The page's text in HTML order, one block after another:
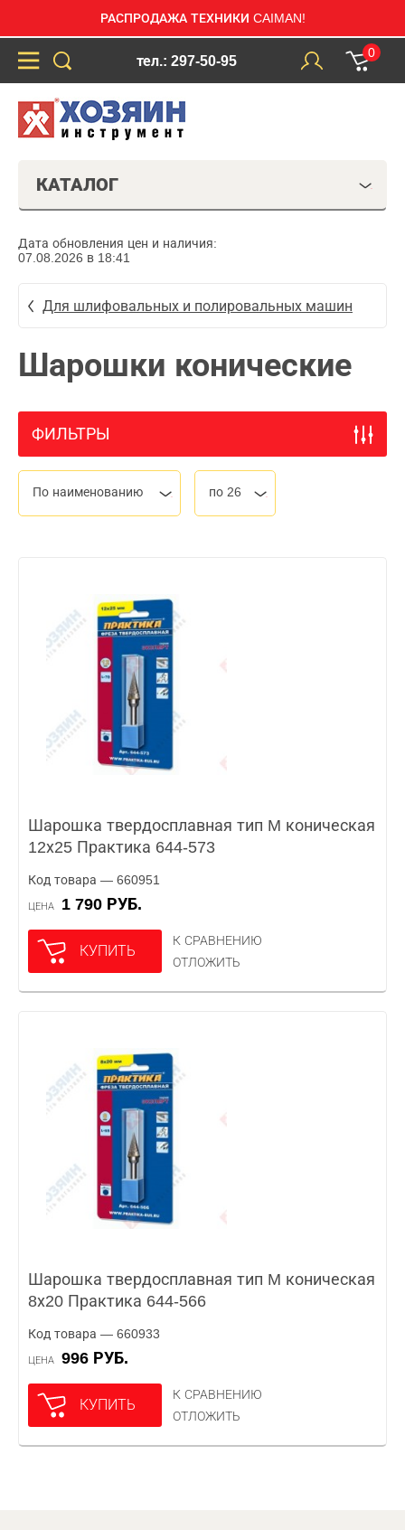
РАСПРОДАЖА ТЕХНИКИ CAIMAN!
тел.: 297-50-95
0
КАТАЛОГ
Дата обновления цен и наличия:
07.08.2026 в 18:41
Для шлифовальных и полировальных машин
Шарошки конические
ФИЛЬТРЫ
По наименованию по 26
Шарошка твердосплавная тип M коническая
12х25 Практика 644-573
Код товара — 660951
ЦЕНА 1 790 РУБ.
КУПИТЬ
К СРАВНЕНИЮ
ОТЛОЖИТЬ
Шарошка твердосплавная тип M коническая
8х20 Практика 644-566
Код товара — 660933
ЦЕНА 996 РУБ.
КУПИТЬ
К СРАВНЕНИЮ
ОТЛОЖИТЬ